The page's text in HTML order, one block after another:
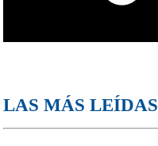
LAS MÁS LEÍDAS